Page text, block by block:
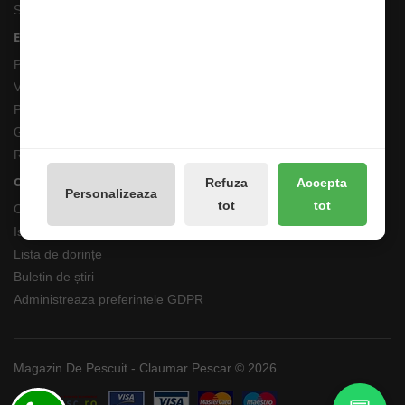
Personalizeaza
Refuza
tot
Accepta
tot
Site Map
Extras
Producători
Vouchere cadou
Promotii
Galerie Foto
Reseteaza Notificarile
Contul meu
Contul meu
Istoricul comenzilor
Lista de dorințe
Buletin de știri
Administreaza preferintele GDPR
Magazin De Pescuit - Claumar Pescar © 2026